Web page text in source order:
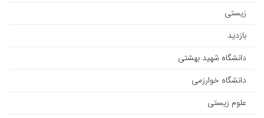
زیستی
بازدید
دانشگاه شهید بهشتی
دانشگاه خوارزمی
علوم زیستی